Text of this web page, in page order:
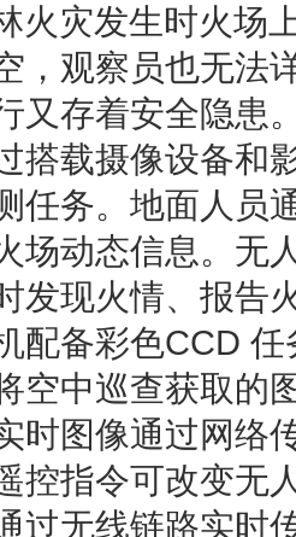
火灾发生时火场
，观察员也无法
又存着安全隐患
搭载摄像设备和
任务。地面人员
场动态信息。无
发现火情、报告
配备彩色CCD
空中巡查获取的
时图像通过网络
控指令可改变无
过无线链路实时